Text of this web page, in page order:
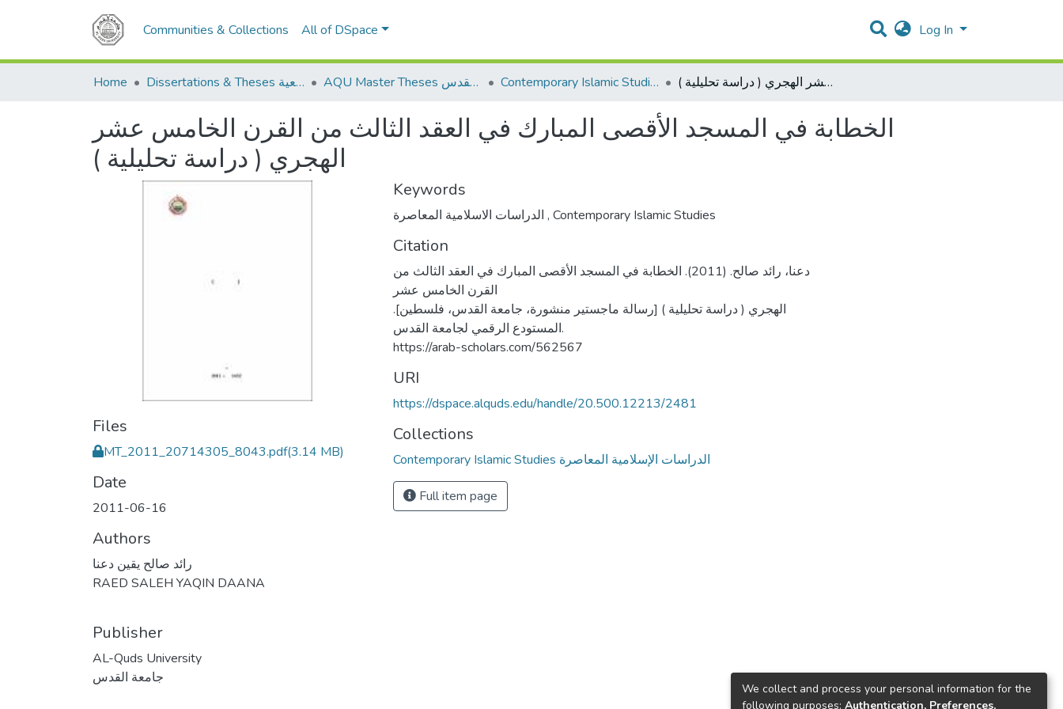
Communities & Collections All of DSpace Log In
Home Dissertations & Theses الرسائل الجامعية AQU Master Theses الرسائل الجامعية الخاصة بجامعة القدس Contemporary Islamic Studies الدراسات الإسلامية المعاصرة الخطابة في المسجد الأقصى المبارك في العقد الثالث من القرن الخامس عشر الهجري ( دراسة تحليلية )
الخطابة في المسجد الأقصى المبارك في العقد الثالث من القرن الخامس عشر
الهجري ( دراسة تحليلية )
Files
MT_2011_20714305_8043.pdf(3.14 MB)
Date
2011-06-16
Authors
رائد صالح يقين دعنا
RAED SALEH YAQIN DAANA
Publisher
AL-Quds University
جامعة القدس
Keywords
, Contemporary Islamic Studies
Citation
دعنا، رائد صالح. (2011). الخطابة في المسجد الأقصى المبارك في العقد الثالث من
القرن الخامس عشر
الهجري ( دراسة تحليلية ) [رسالة ماجستير منشورة، جامعة القدس، فلسطين].
المستودع الرقمي لجامعة القدس.
https://arab-scholars.com/562567
URI
https://dspace.alquds.edu/handle/20.500.12213/2481
Collections
Contemporary Islamic Studies الدراسات الإسلامية المعاصرة
Full item page
We collect and process your personal information for the
following purposes: Authentication, Preferences,